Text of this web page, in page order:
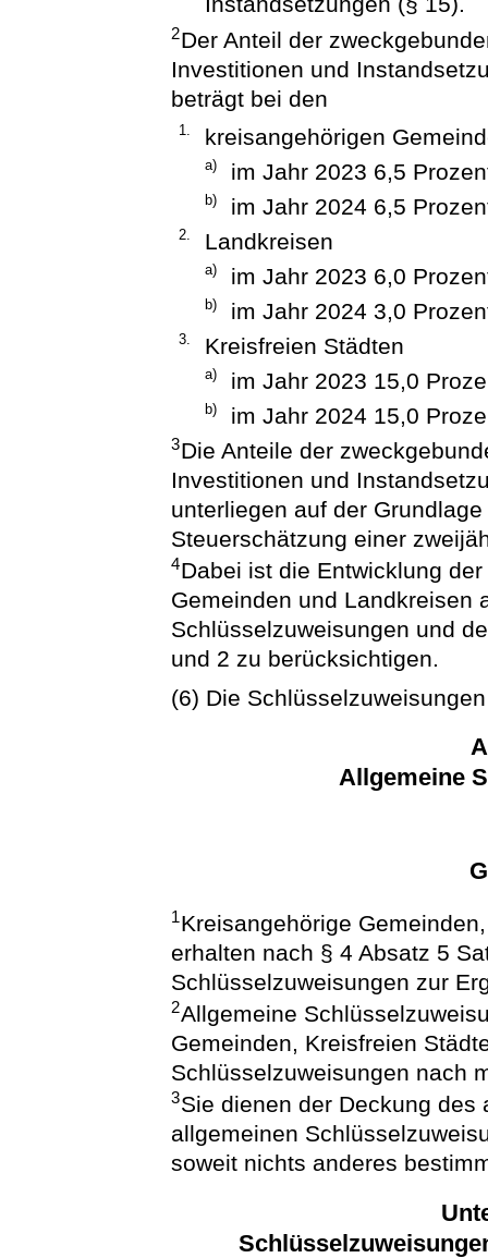
2Der Anteil der
Investitionen und
beträgt bei den
1. kreisangehörigen
a) im Jahr 2023 6,5
b) im Jahr 2024 6,5
2. Landkreisen
a) im Jahr 2023 6,0
b) im Jahr 2024 3,0
3. Kreisfreien Städten
a) im Jahr 2023 15,0
b) im Jahr 2024 15,0
3Die Anteile der
Investitionen und
unterliegen auf der
Steuerschätzung einer
4Dabei ist die Entwicklung
Gemeinden und Landkreisen
Schlüsselzuweisungen und
und 2 zu berücksichtigen.
(6) Die
Allgemeine
1Kreisangehörige
erhalten nach § 4 Absatz 5
Schlüsselzuweisungen zur
2Allgemeine
Gemeinden, Kreisfreien
Schlüsselzuweisungen nach
3Sie dienen der Deckung
allgemeinen
soweit nichts anderes